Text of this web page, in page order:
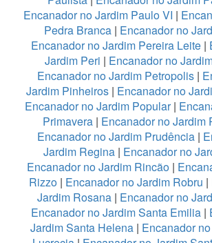
Encanador no Jardim Paulo VI |
Pedra Branca| Encanador no
Encanador no Jardim Pereira Leite|
Jardim Peri | Encanador no
Encanador no Jardim Petropolis |
Jardim Pinheiros| Encanador no
Encanador no Jardim Popular|
Primavera| Encanador no Jardim
Encanador no Jardim Prudência|
Jardim Regina | Encanador no
Encanador no Jardim Rincão|
Rizzo| Encanador no Jardim Robru |
Jardim Rosana | Encanador no
Encanador no Jardim Santa Emilia|
Jardim Santa Helena | Encanador